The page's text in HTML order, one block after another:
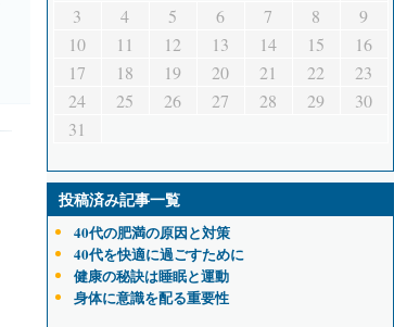
3
4 5 6 7 8
9
10
11 12 13 14 15
16
17
18 19 20 21 22
23
24
25 26 27 28 29
30
31
投稿済み記事一覧
40代の肥満の原因と対策
40代を快適に過ごすために
健康の秘訣は睡眠と運動
身体に意識を配る重要性